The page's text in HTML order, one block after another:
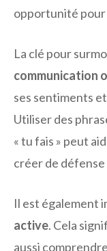
opportunité
La clé pour
communication
ses sentiments
Utiliser des
« tu fais » peut
créer de défense
Il est également
active. Cela
aussi